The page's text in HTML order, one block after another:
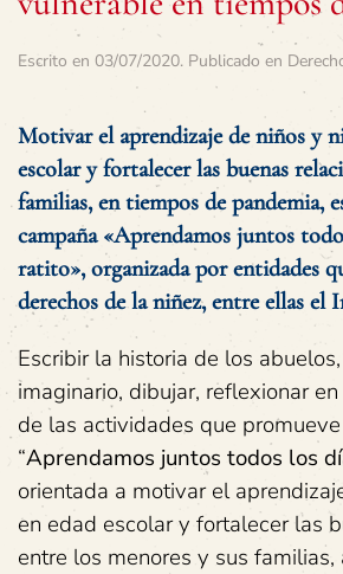
Escrito en 03/07/2020. Publicado en
Motivar el aprendizaje de niños y
escolar y fortalecer las buenas
familias, en tiempos de pandemia,
campaña «Aprendamos juntos
ratito», organizada por entidades
derechos de la niñez, entre ellas el
Escribir la historia de los
imaginario, dibujar, reflexionar
de las actividades que
“Aprendamos juntos todos los
orientada a motivar el
en edad escolar y fortalecer las
entre los menores y sus